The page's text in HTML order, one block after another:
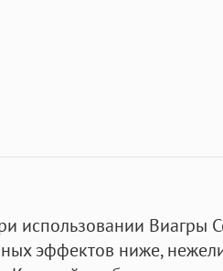
использовании Виагры
эффектов ниже,